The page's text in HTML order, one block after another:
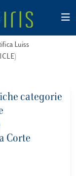
Luiss
categorie
Corte